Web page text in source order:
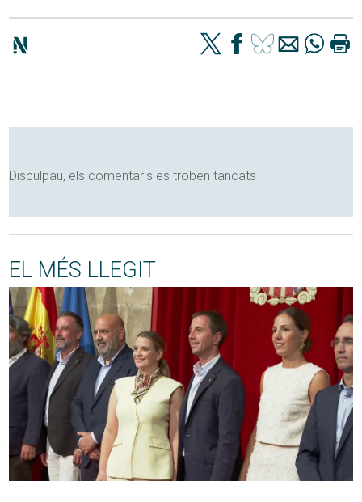
Disculpau, els comentaris es troben tancats
EL MÉS LLEGIT